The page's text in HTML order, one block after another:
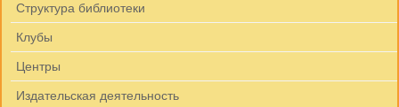
Структура библиотеки
Клубы
Центры
Издательская деятельность